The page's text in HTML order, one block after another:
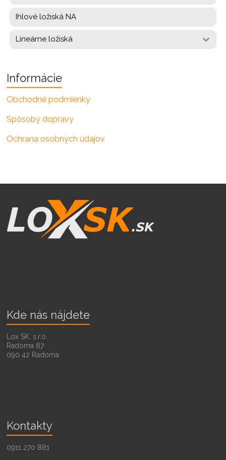
Ihlové ložiská NA
Lineárne ložiská
Informácie
Obchodné podmienky
Spôsoby dopravy
Ochrana osobných údajov
Kde nás nájdete
Lox SK, s.r.o.
Radoma 87
090 42 Radoma
Kontakty
0911 270 881